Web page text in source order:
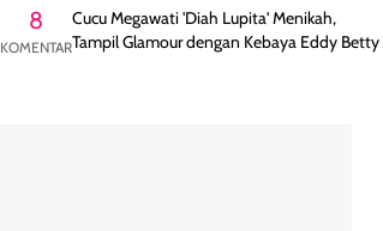
8
KOMENTAR
Cucu Megawati 'Diah Lupita' Menikah,
Tampil Glamour dengan Kebaya Eddy Betty